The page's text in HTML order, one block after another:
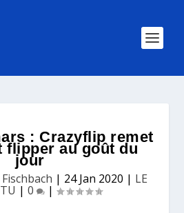
: Crazyflip remet
flipper au goût du
jour
| 24 Jan 2020 | LE
| 0 |